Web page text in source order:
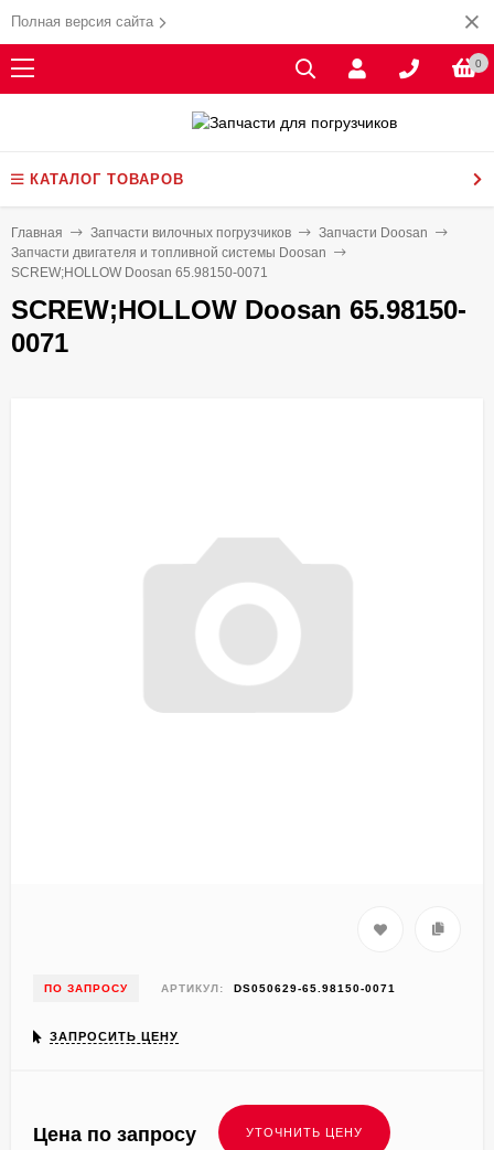
Полная версия сайта
0
КАТАЛОГ ТОВАРОВ
Главная Запчасти вилочных погрузчиков
Запчасти Doosan
Запчасти двигателя и топливной системы Doosan
SCREW;HOLLOW Doosan 65.98150-0071
SCREW;HOLLOW Doosan 65.98150-
0071
ПО ЗАПРОСУ АРТИКУЛ: DS050629-65.98150-0071
ЗАПРОСИТЬ ЦЕНУ
Цена по запросу